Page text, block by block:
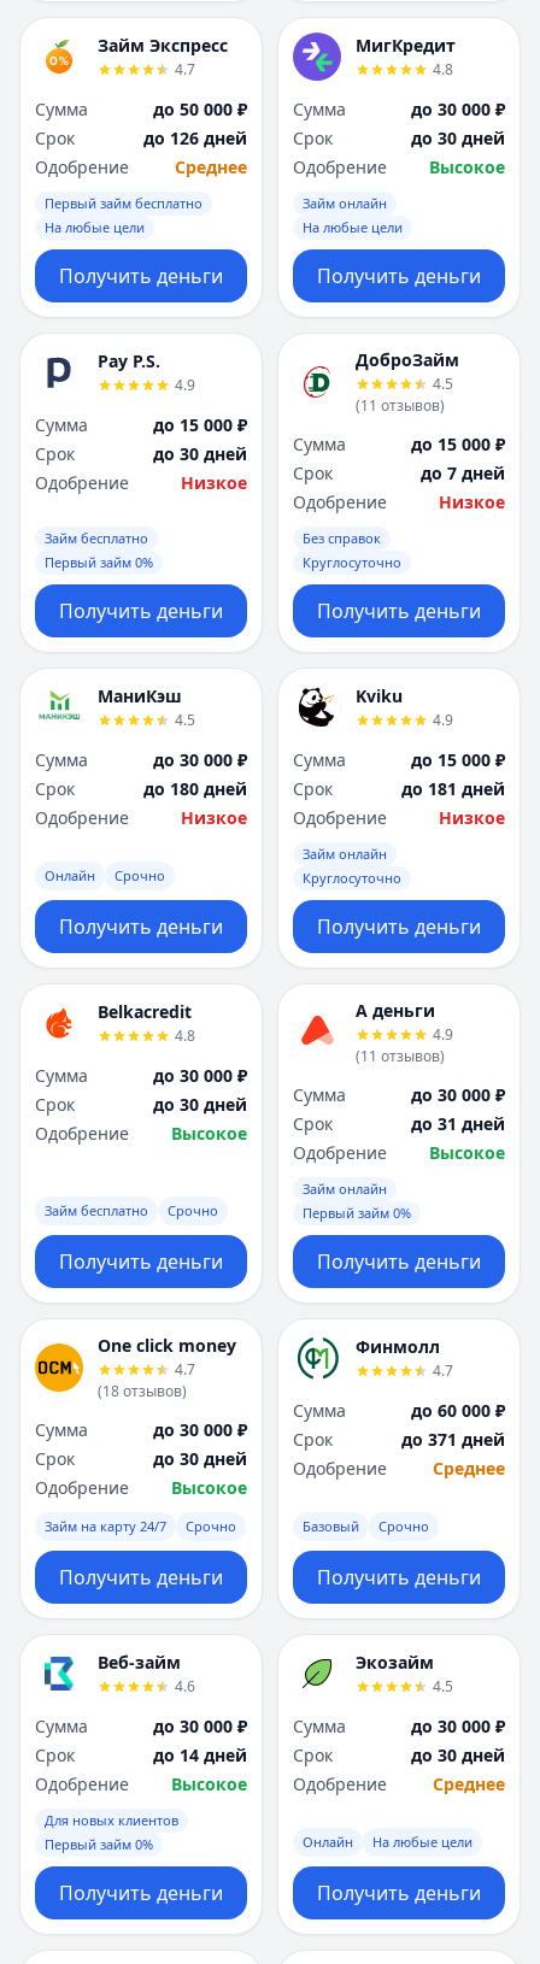
Займ Экспресс
4.7
Сумма
до 50 000 ₽
Срок
до 126 дней
Одобрение
Среднее
Первый займ бесплатно
На любые цели
Получить деньги
МигКредит
4.8
Сумма
до 30 000 ₽
Срок
до 30 дней
Одобрение
Высокое
Займ онлайн
На любые цели
Получить деньги
Pay P.S.
4.9
Сумма
до 15 000 ₽
Срок
до 30 дней
Одобрение
Низкое
Займ бесплатно
Первый займ 0%
Получить деньги
ДоброЗайм
4.5
(11 отзывов)
Сумма
до 15 000 ₽
Срок
до 7 дней
Одобрение
Низкое
Без справок
Круглосуточно
Получить деньги
МаниКэш
4.5
Сумма
до 30 000 ₽
Срок
до 180 дней
Одобрение
Низкое
Онлайн Срочно
Получить деньги
Kviku
4.9
Сумма
до 15 000 ₽
Срок
до 181 дней
Одобрение
Низкое
Займ онлайн
Круглосуточно
Получить деньги
Belkacredit
4.8
Сумма
до 30 000 ₽
Срок
до 30 дней
Одобрение
Высокое
Займ бесплатно Срочно
Получить деньги
А деньги
4.9
(11 отзывов)
Сумма
до 30 000 ₽
Срок
до 31 дней
Одобрение
Высокое
Займ онлайн
Первый займ 0%
Получить деньги
One click money
4.7
(18отзывов)
Сумма
до 30 000 ₽
Срок
до 30 дней
Одобрение
Высокое
Займ на карту 24/7 Срочно
Получить деньги
Финмолл
4.7
Сумма
до 60 000 ₽
Срок
до 371 дней
Одобрение
Среднее
Базовый Срочно
Получить деньги
Веб-займ
4.6
Сумма
до 30 000 ₽
Срок
до 14 дней
Одобрение
Высокое
Для новых клиентов
Первый займ 0%
Получить деньги
Экозайм
4.5
Сумма
до 30 000 ₽
Срок
до 30 дней
Одобрение
Среднее
Онлайн На любые цели
Получить деньги